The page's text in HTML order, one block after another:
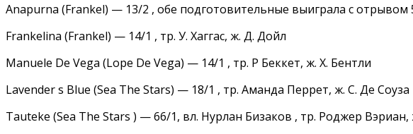
Anapurna (Frankel) — 13/2 , обе подготовительные выиграла с
Frankelina (Frankel) — 14/1 , тр. У. Хаггас, ж. Д. Дойл
Manuele De Vega (Lope De Vega) — 14/1 , тр. Р Беккет, ж. Х. Бентли
Lavender s Blue (Sea The Stars) — 18/1 , тр. Аманда Перрет, ж. С. Де Соуза
Tauteke (Sea The Stars ) — 66/1, вл. Нурлан Бизаков , тр. Роджер